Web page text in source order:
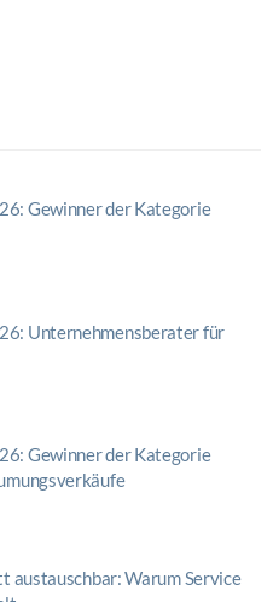
Gewinner der Kategorie
Unternehmensberater für
Gewinner der Kategorie
austauschbar: Warum Service